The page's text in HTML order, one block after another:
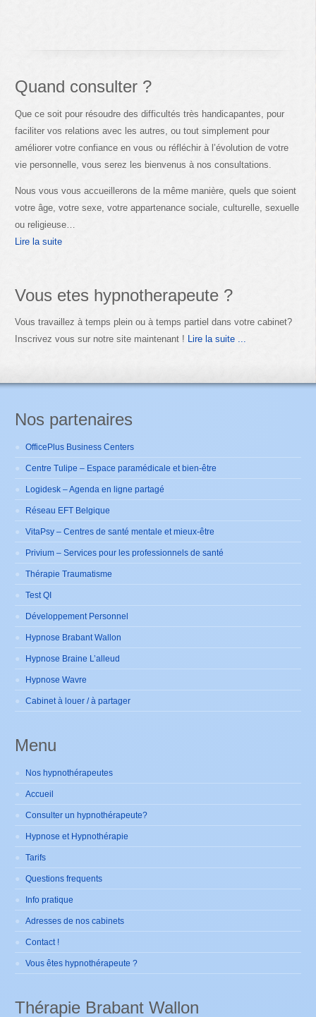
Quand consulter ?
Que ce soit pour résoudre des difficultés très handicapantes, pour
faciliter vos relations avec les autres, ou tout simplement pour
améliorer votre confiance en vous ou réfléchir à l’évolution de votre
vie personnelle, vous serez les bienvenus à nos consultations.
Nous vous vous accueillerons de la même manière, quels que soient
votre âge, votre sexe, votre appartenance sociale, culturelle, sexuelle
ou religieuse…
Lire la suite
Vous etes hypnotherapeute ?
Vous travaillez à temps plein ou à temps partiel dans votre cabinet?
Inscrivez vous sur notre site maintenant ! Lire la suite ...
Nos partenaires
OfficePlus Business Centers
Centre Tulipe – Espace paramédicale et bien-être
Logidesk – Agenda en ligne partagé
Réseau EFT Belgique
VitaPsy – Centres de santé mentale et mieux-être
Privium – Services pour les professionnels de santé
Thérapie Traumatisme
Test QI
Développement Personnel
Hypnose Brabant Wallon
Hypnose Braine L’alleud
Hypnose Wavre
Cabinet à louer / à partager
Menu
Nos hypnothérapeutes
Accueil
Consulter un hypnothérapeute?
Hypnose et Hypnothérapie
Tarifs
Questions frequents
Info pratique
Adresses de nos cabinets
Contact !
Vous êtes hypnothérapeute ?
Thérapie Brabant Wallon